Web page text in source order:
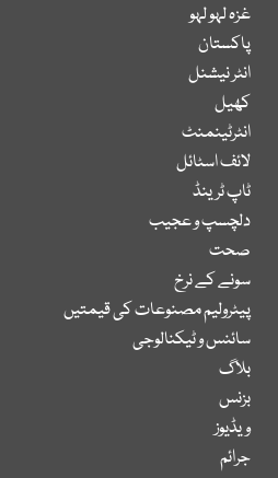
غزہ لہو لہو
پاکستان
انٹر نیشنل
کھیل
انٹرٹینمنٹ
لائف اسٹائل
ٹاپ ٹرینڈ
دلچسپ و عجیب
صحت
سونے کے نرخ
پیٹرولیم مصنوعات کی قیمتیں
سائنس و ٹیکنالوجی
بلاگ
بزنس
ویڈیوز
جرائم